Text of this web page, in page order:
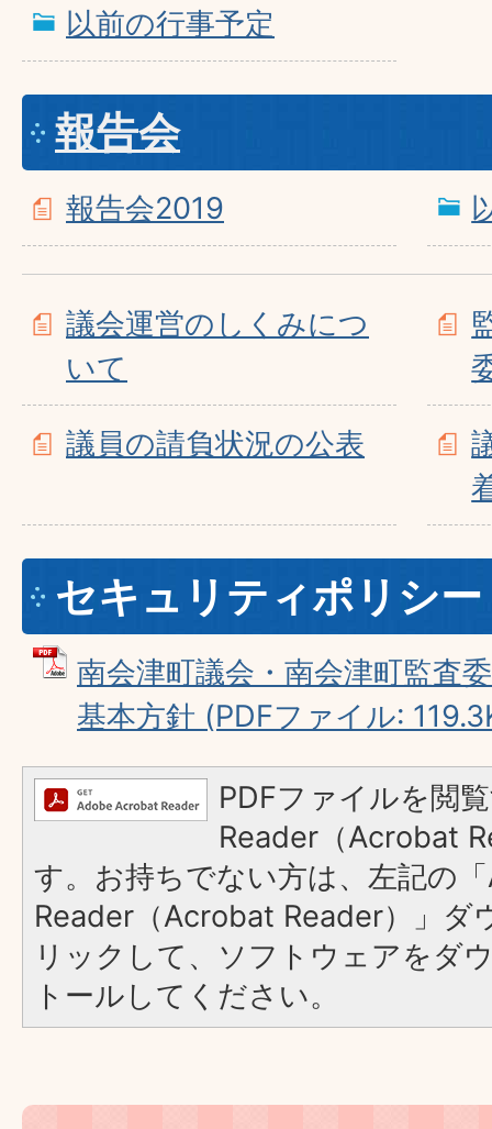
以前の行事予定
報告会
報告会2019
議会運営のしくみにつ
いて
議員の請負状況の公表
セキュリティポリシー
南会津町議会・南会津町監査
基本方針 (PDFファイル:
PDFファイルを閲
Reader（Acrobat
す。お持ちでない方は、左記の
Reader（Acrobat Reader）」ダ
リックして、ソフトウェアをダ
トールしてください。